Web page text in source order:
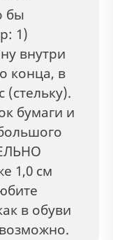
бы
1)
внутри
конца, в
(стельку).
бумаги и
1,0 см
в обуви